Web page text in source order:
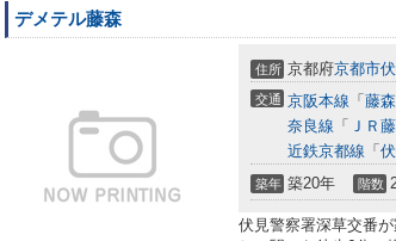
デメテル藤森
住所 京都府京都市
交通 京阪本線 「 藤森
奈良線 「 ＪＲ
近鉄京都線 「
築年 築20年 階数
伏見警察署深草交番